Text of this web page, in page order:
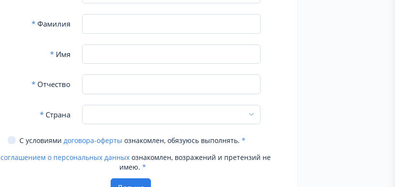
*Фамилия
*Имя
*Отчество
*Страна
С условиями договора-оферты ознакомлен, обязуюсь выполнять. *
соглашением о персональных данных ознакомлен, возражений и претензий не
имею. *